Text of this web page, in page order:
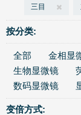
三目
按分类:
全部 金相显
生物显微镜
数码显微镜
变倍方式: